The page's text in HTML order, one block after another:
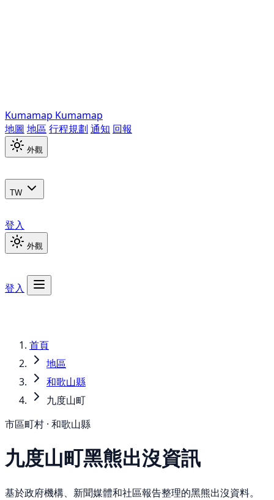
Kumamap Kumamap
地圖 地區 行程規劃 通知 回報
外觀
TW
登入
外觀
登入
首頁
地區
和歌山縣
九度山町
市區町村 · 和歌山縣
九度山町黑熊出沒資訊
基於政府機構、新聞媒體和社區報告整理的黑熊出沒資料。